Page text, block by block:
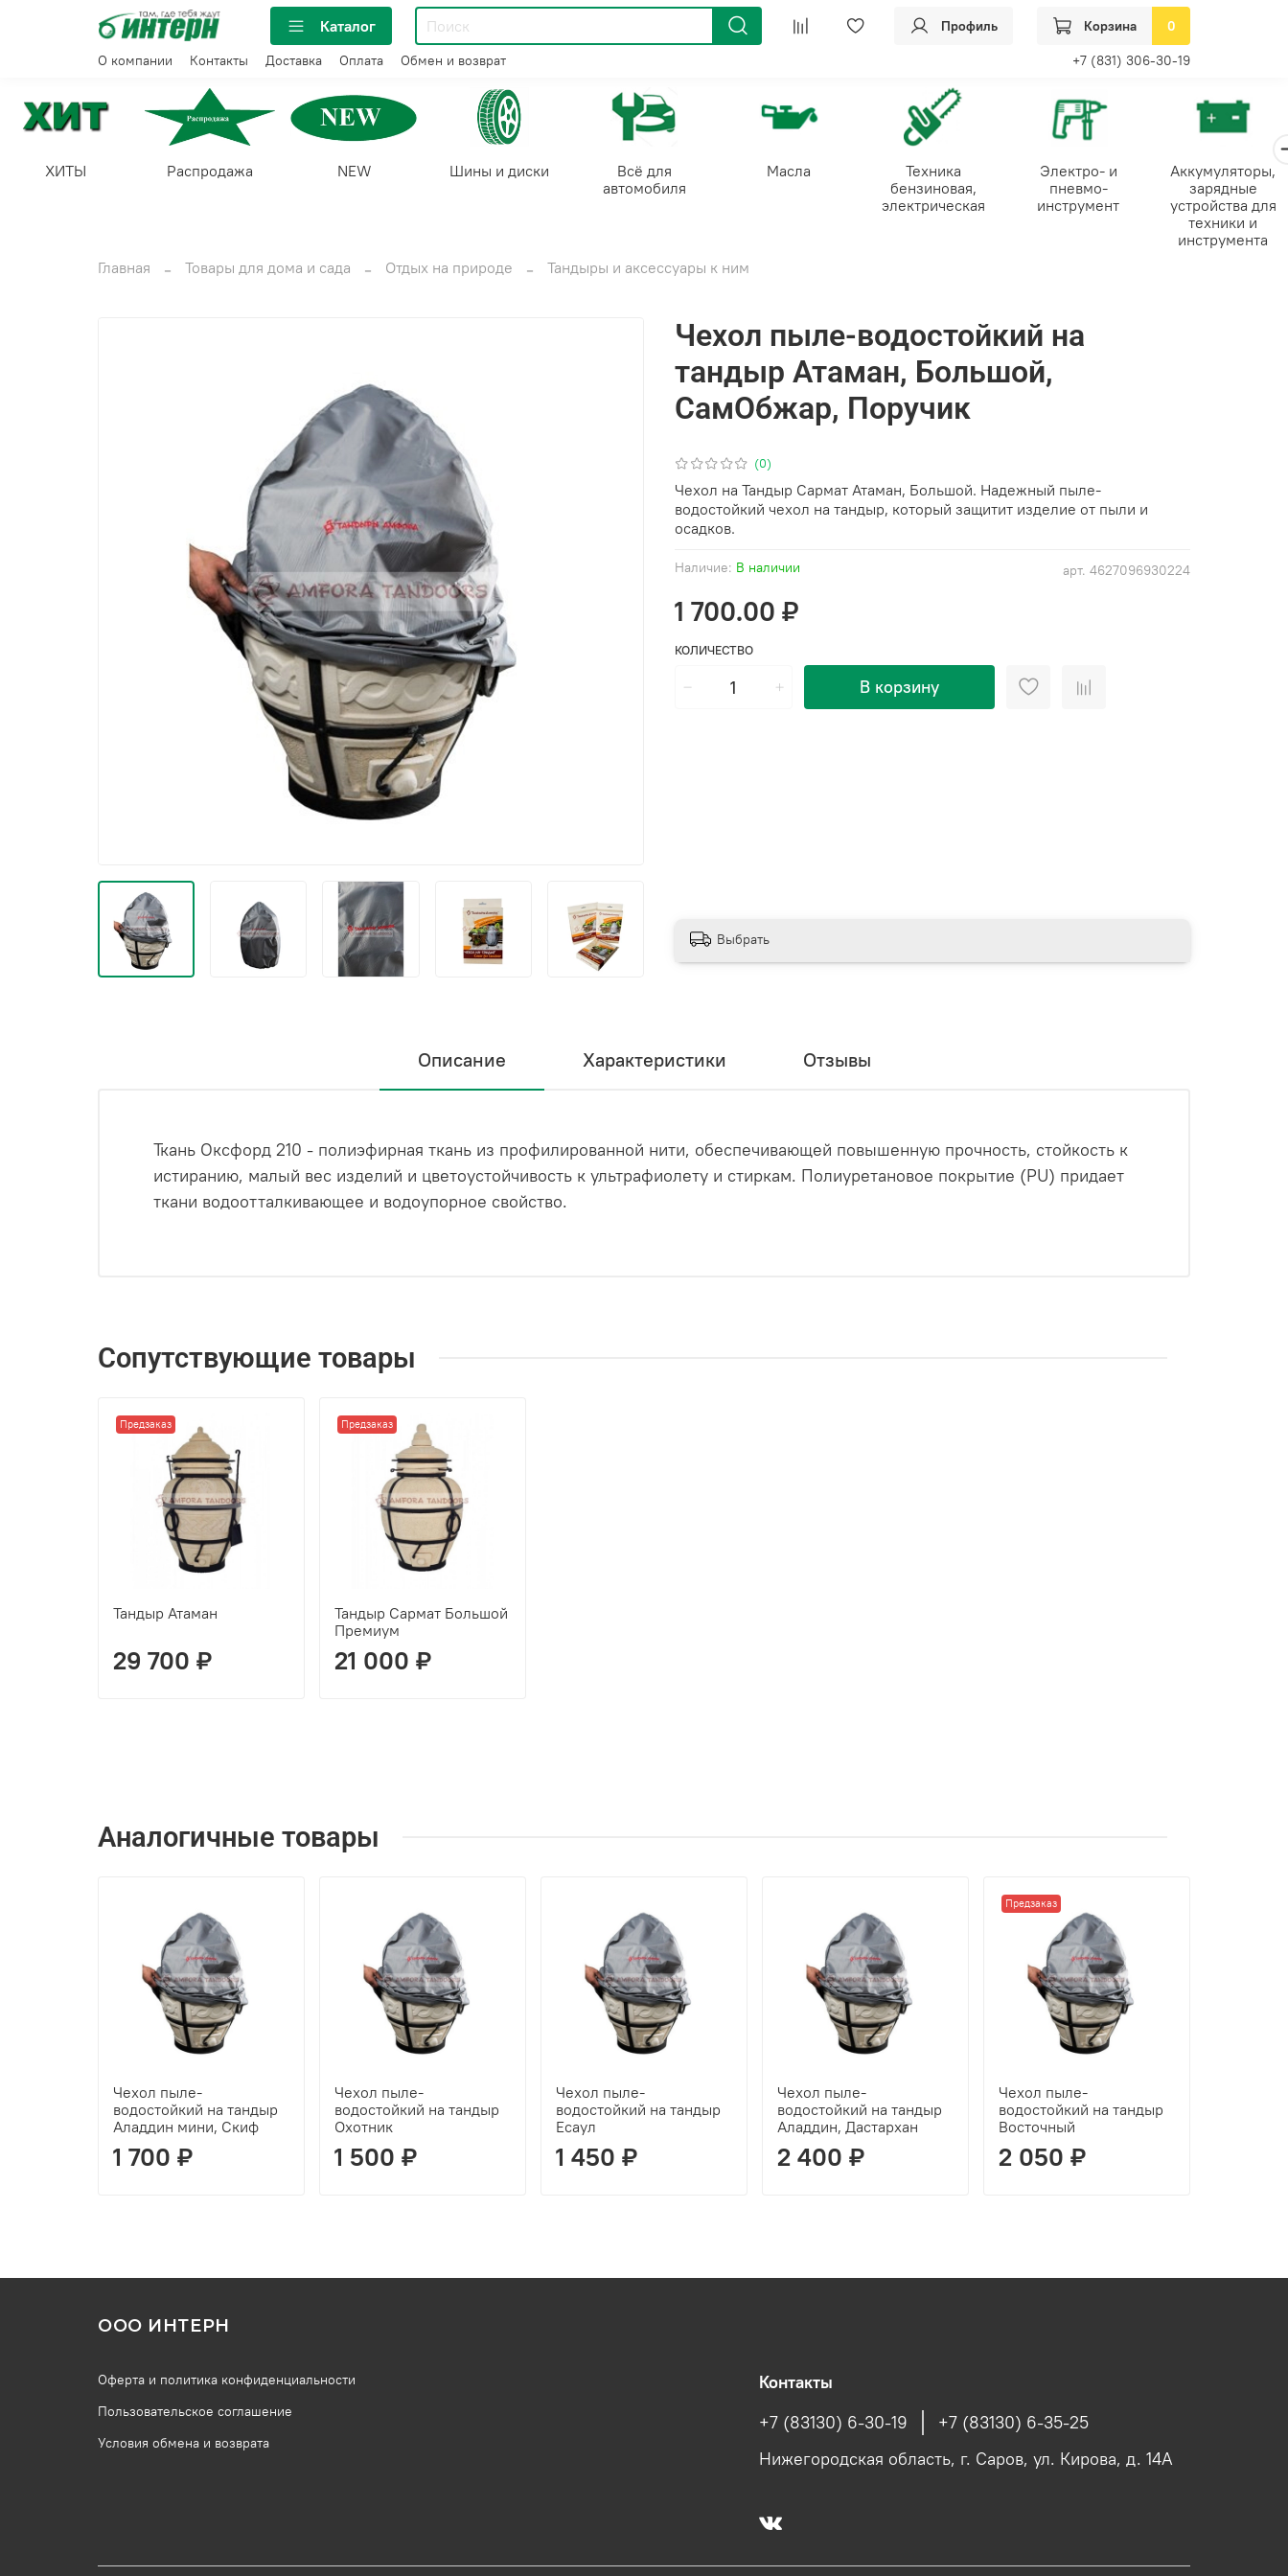
Каталог Профиль Корзина 0
О компании Контакты Доставка Оплата Обмен и возврат +7 (831) 306-30-19
ХИТЫ Распродажа NEW Шины и диски
Всё для
автомобиля
Масла
Техника
бензиновая,
электрическая
Электро- и
пневмо-
инструмент
Аккумуляторы,
зарядные
устройства для
техники и
инструмента
Главная
Товары для дома и сада Отдых на природе Тандыры и аксессуары к ним
(0)
арт. 4627096930224
Наличие: В наличии
Чехол пыле-водостойкий на
тандыр Атаман, Большой,
СамОбжар, Поручик
1 700.00 ₽
КОЛИЧЕСТВО
В корзину
Чехол на Тандыр Сармат Атаман, Большой. Надежный пыле-
водостойкий чехол на тандыр, который защитит изделие от пыли и
осадков.
Выбрать
Описание Характеристики Отзывы
Ткань Оксфорд 210 - полиэфирная ткань из профилированной нити, обеспечивающей повышенную прочность, стойкость к
истиранию, малый вес изделий и цветоустойчивость к ультрафиолету и стиркам. Полиуретановое покрытие (PU) придает
ткани водоотталкивающее и водоупорное свойство.
Сопутствующие товары
Предзаказ
Тандыр Атаман
29 700 ₽
Предзаказ
Тандыр Сармат Большой
Премиум
21 000 ₽
Аналогичные товары
Чехол пыле-
водостойкий на тандыр
Аладдин мини, Скиф
1 700 ₽
Чехол пыле-
водостойкий на тандыр
Охотник
1 500 ₽
Чехол пыле-
водостойкий на тандыр
Есаул
1 450 ₽
Чехол пыле-
водостойкий на тандыр
Аладдин, Дастархан
2 400 ₽
Предзаказ
Чехол пыле-
водостойкий на тандыр
Восточный
2 050 ₽
ООО ИНТЕРН
Оферта и политика конфиденциальности
Пользовательское соглашение
Условия обмена и возврата
Контакты
+7 (83130) 6-30-19
+7 (83130) 6-35-25
Нижегородская область, г. Саров, ул. Кирова, д. 14А